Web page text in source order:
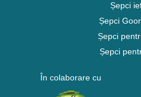
Șepci
Șepci
Șepci
Șepci
În colaborare cu